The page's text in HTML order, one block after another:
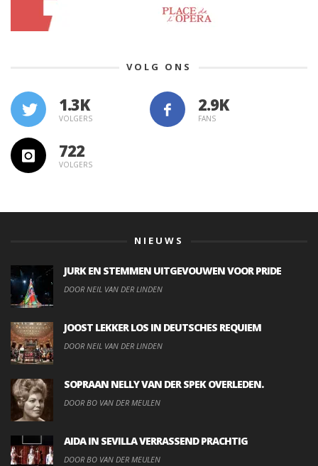
VOLG ONS
1.3K
VOLGERS FANS
722
VOLGERS
NIEUWS
JURK EN STEMMEN UITGEVOUWEN VOOR PRIDE
DOOR NEIL VAN DER LINDEN
JOOST LEKKER LOS IN DEUTSCHES REQUIEM
DOOR NEIL VAN DER LINDEN
SOPRAAN NELLY VAN DER SPEK OVERLEDEN.
DOOR BO VAN DER MEULEN
AIDA IN SEVILLA VERRASSEND PRACHTIG
DOOR BO VAN DER MEULEN